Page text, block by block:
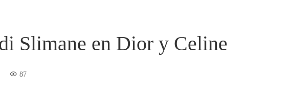
Slimane en Dior y Celine
87